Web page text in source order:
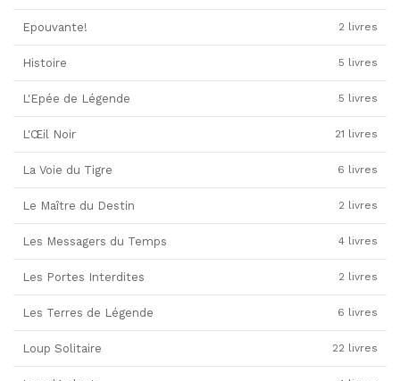
Epouvante! 2 livres
Histoire 5 livres
L'Epée de Légende 5 livres
L'Œil Noir 21 livres
La Voie du Tigre 6 livres
Le Maître du Destin 2 livres
Les Messagers du Temps 4 livres
Les Portes Interdites 2 livres
Les Terres de Légende 6 livres
Loup Solitaire 22 livres